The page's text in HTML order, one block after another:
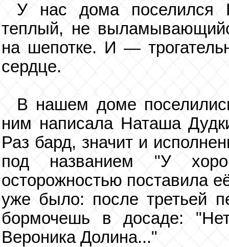
У нас дома
теплый, не
на шепотке. И —
сердце.
В нашем доме
ним написала Наташа
Раз бард, значит и
под названием "У
осторожностью поставила
уже было: после третьей
бормочешь в досаде:
Вероника Долина..."